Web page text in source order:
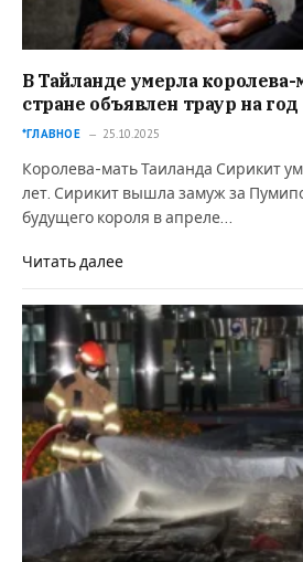
В Тайланде умерла
стране объявлен траур на год
*ГЛАВНОЕ 25.10.2025
Королева-мать Таиланда Сирикит
лет. Сирикит вышла замуж за
будущего короля в апреле…
Читать далее